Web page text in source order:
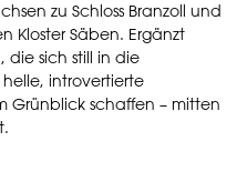
zu Schloss Branzoll und
Kloster Säben. Ergänzt
die sich still in die
introvertierte
Grünblick schaffen – mitten